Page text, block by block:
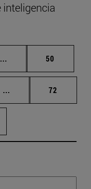
inteligencia
... Páginas intermedias
Página
50
... Páginas intermedias
Página
72